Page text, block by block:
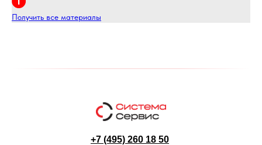
Получить все материалы
+7 (495) 260 18 50